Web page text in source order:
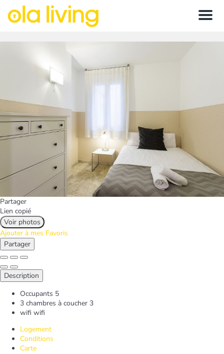
Menu
Partager
Lien copié
Voir photos
Ajouter à mes Favoris
Partager
Description
Occupants 5
3 chambres à coucher 3
wifi wifi
Logement
Conditions
Carte